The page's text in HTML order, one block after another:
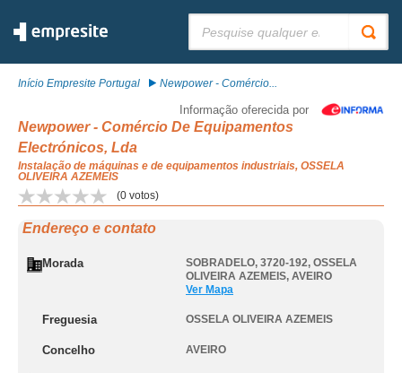
Início Empresite Portugal Newpower - Comércio...
Informação oferecida por
Newpower - Comércio De Equipamentos
Electrónicos, Lda
Instalação de máquinas e de equipamentos industriais, OSSELA
OLIVEIRA AZEMEIS
(0 votos)
Endereço e contato
Morada SOBRADELO, 3720-192, OSSELA
OLIVEIRA AZEMEIS, AVEIRO
Ver Mapa
Freguesia OSSELA OLIVEIRA AZEMEIS
Concelho AVEIRO